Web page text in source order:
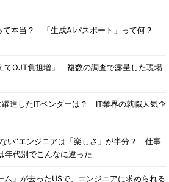
て本当？ 「生成AIパスポート」って何？
てOJT負担増」 複数の調査で露呈した現場
進したITベンダーは？ IT業界の就職人気企
い”エンジニアは「楽しさ」が半分？ 仕事
年代別でこんなに違った
ム」が去ったUSで、エンジニアに求められる